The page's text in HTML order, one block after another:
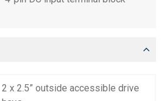
2 x 2.5” outside accessible drive